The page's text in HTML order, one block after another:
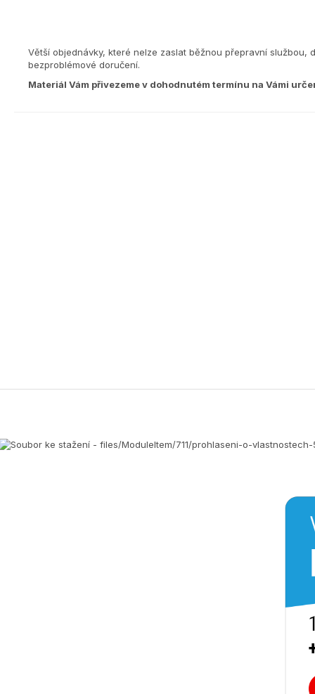
Větší objednávky, které nelze zaslat běžnou přepravní službou,
bezproblémové doručení.
Materiál Vám přivezeme v dohodnutém termínu na Vámi